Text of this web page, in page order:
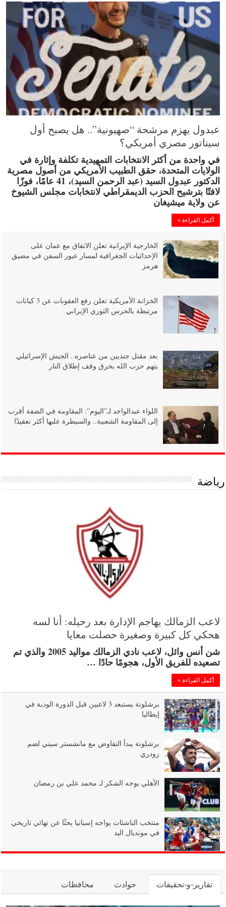
عبدول يهزم مرشحة “صهيونية”.. هل يصبح أول
سيناتور مصري أمريكي؟
في واحدة من أكثر الانتخابات التمهيدية تكلفة وإثارة في
الولايات المتحدة، حقق الطبيب الأمريكي من أصول مصرية
الدكتور عبدول السيد (عبد الرحمن السيد)، 41 عامًا، فوزًا
لافتًا بترشيح الحزب الديمقراطي لانتخابات مجلس الشيوخ
عن ولاية ميشيغان
أكمل القراءة »
الخارجية الإيرانية تعلن الاتفاق مع عمان على
الإحداثيات الجغرافية لمسار عبور السفن في مضيق
هرمز
الخزانة الأمريكية تعلن رفع العقوبات عن 3 كيانات
مرتبطة بالحرس الثوري الإيراني
بعد مقتل جنديين من عناصره.. الجيش الإسرائيلي
يتهم حزب الله بخرق وقف إطلاق النار
اللواء عبدالواحد لـ”اليوم”: المقاومة في الضفة أقرب
إلى المقاومة الشعبية.. والسيطرة عليها أكثر تعقيدًا
رياضة
لاعب الزمالك يهاجم الإدارة بعد رحيله: أنا لسه
هحكي كل كبيرة وصغيرة حصلت معايا
شن أنس وائل، لاعب نادي الزمالك مواليد 2005 والذي تم
تصعيده للفريق الأول، هجومًا حادًا …
أكمل القراءة »
برشلونة يستبعد 3 لاعبين قبل الدورة الودية في
إيطاليا
برشلونة يبدأ التفاوض مع مانشستر سيتي لضم
رودري
الأهلي يوجه الشكر لـ محمد علي بن رمضان
منتخب الناشئات يواجه إسبانيا بحثًا عن نهائي تاريخي
في مونديال اليد
تقارير-و-تحقيقات حوادث محافظات